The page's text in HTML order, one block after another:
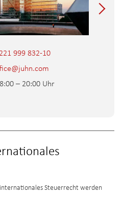
999 832-10
– 20:00 Uhr
Steuerrecht werden